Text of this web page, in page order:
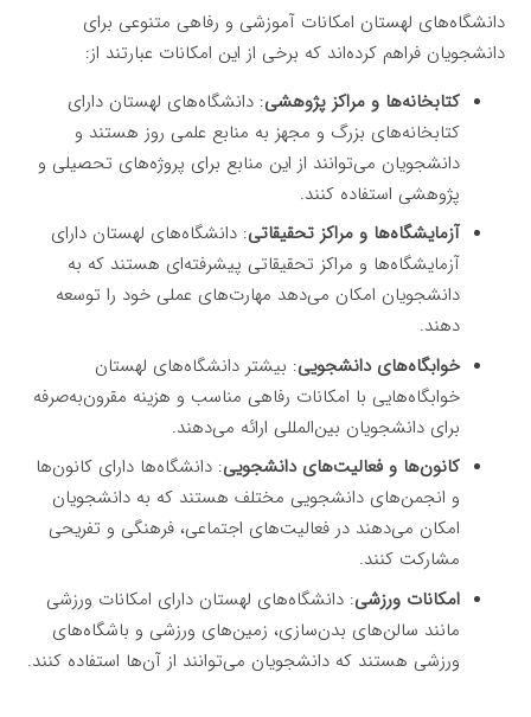
دانشگاه‌های لهستان امکانات آموزشی و رفاهی متنوعی برای
دانشجویان فراهم کرده‌اند که برخی از این امکانات عبارتند از:
کتابخانه‌ها و مراکز پژوهشی: دانشگاه‌های لهستان دارای
کتابخانه‌های بزرگ و مجهز به منابع علمی روز هستند و
دانشجویان می‌توانند از این منابع برای پروژه‌های تحصیلی و
پژوهشی استفاده کنند.
آزمایشگاه‌ها و مراکز تحقیقاتی: دانشگاه‌های لهستان دارای
آزمایشگاه‌ها و مراکز تحقیقاتی پیشرفته‌ای هستند که به
دانشجویان امکان می‌دهد مهارت‌های عملی خود را توسعه
دهند.
خوابگاه‌های دانشجویی: بیشتر دانشگاه‌های لهستان
خوابگاه‌هایی با امکانات رفاهی مناسب و هزینه مقرون‌به‌صرفه
برای دانشجویان بین‌المللی ارائه می‌دهند.
کانون‌ها و فعالیت‌های دانشجویی: دانشگاه‌ها دارای کانون‌ها
و انجمن‌های دانشجویی مختلف هستند که به دانشجویان
امکان می‌دهند در فعالیت‌های اجتماعی، فرهنگی و تفریحی
مشارکت کنند.
امکانات ورزشی: دانشگاه‌های لهستان دارای امکانات ورزشی
مانند سالن‌های بدن‌سازی، زمین‌های ورزشی و باشگاه‌های
ورزشی هستند که دانشجویان می‌توانند از آن‌ها استفاده کنند.